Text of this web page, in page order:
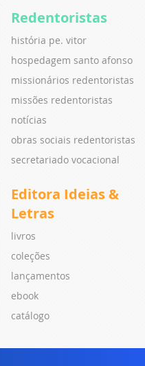
Redentoristas
história pe. vitor
hospedagem santo afonso
missionários redentoristas
missões redentoristas
notícias
obras sociais redentoristas
secretariado vocacional
Editora Ideias &
Letras
livros
coleções
lançamentos
ebook
catálogo